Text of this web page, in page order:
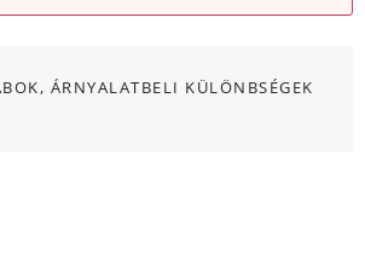
ÁRNYALATBELI KÜLÖNBSÉGEK